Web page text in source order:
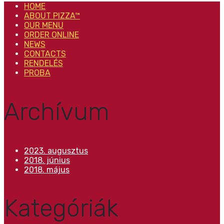
HOME
ABOUT PIZZA™
OUR MENU
ORDER ONLINE
NEWS
CONTACTS
RENDELÉS
PROBA
Archívum
2023. augusztus
2018. június
2018. május
Kategóriák